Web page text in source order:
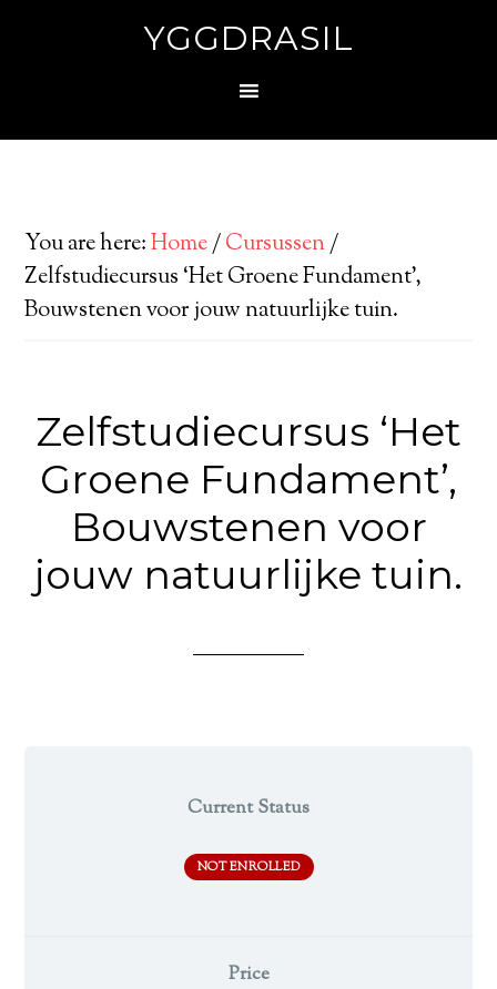
YGGDRASIL
You are here:Home/Cursussen/
Zelfstudiecursus ‘Het Groene Fundament’,
Bouwstenen voor jouw natuurlijke tuin.
Zelfstudiecursus ‘Het
Groene Fundament’,
Bouwstenen voor
jouw natuurlijke tuin.
Current Status
NOT ENROLLED
Price